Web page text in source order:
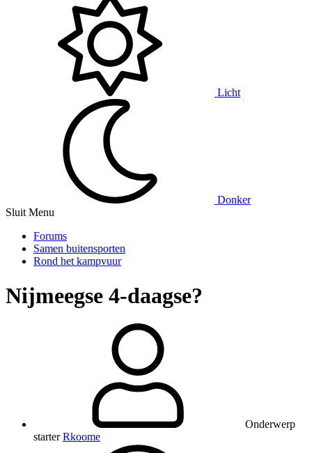
Licht
Donker
Sluit Menu
Forums
Samen buitensporten
Rond het kampvuur
Nijmeegse 4-daagse?
Onderwerp
starter Rkoome